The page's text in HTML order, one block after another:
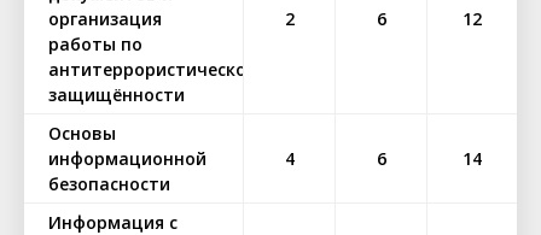
организация
работы по
антитеррористической
защищённости
2 6 12
Основы
информационной
безопасности
4 6 14
Информация с